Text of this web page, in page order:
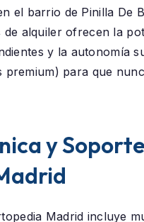
el barrio de Pinilla De
de alquiler ofrecen la
y la autonomía
premium) para que
y
Madrid incluye